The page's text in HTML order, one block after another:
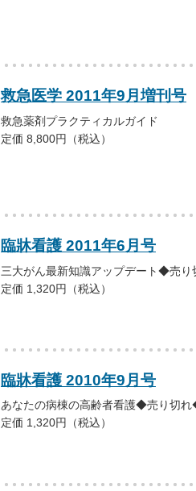
救急医学 2011年9月増刊号
救急薬剤プラクティカルガイド
定価 8,800円（税込）
臨牀看護 2011年6月号
三大がん最新知識アップデート◆売
定価 1,320円（税込）
臨牀看護 2010年9月号
あなたの病棟の高齢者看護◆売り切
定価 1,320円（税込）